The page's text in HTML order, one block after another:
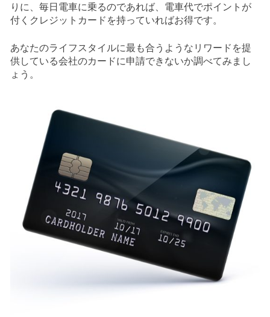
りに、毎日電車に乗るのであれば、電車代でポイントが
付くクレジットカードを持っていればお得です。
あなたのライフスタイルに最も合うようなリワードを提
供している会社のカードに申請できないか調べてみまし
ょう。